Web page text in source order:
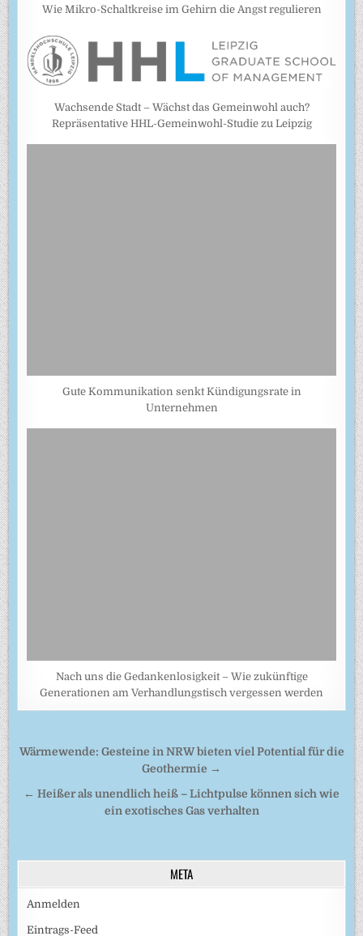
Wie Mikro-Schaltkreise im Gehirn die Angst regulieren
Wachsende Stadt – Wächst das Gemeinwohl auch?
Repräsentative HHL-Gemeinwohl-Studie zu Leipzig
Gute Kommunikation senkt Kündigungsrate in
Unternehmen
Nach uns die Gedankenlosigkeit – Wie zukünftige
Generationen am Verhandlungstisch vergessen werden
Beitragsnavigation
Wärmewende: Gesteine in NRW bieten viel Potential für die
Geothermie →
← Heißer als unendlich heiß – Lichtpulse können sich wie
ein exotisches Gas verhalten
META
Anmelden
Eintrags-Feed